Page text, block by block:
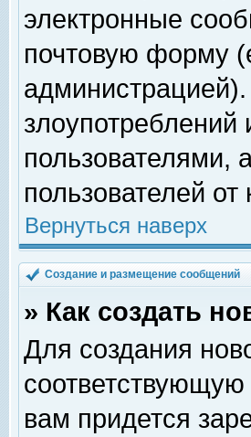
электронные
почтовую форму
пользователями,
пользователей от
Вернуться наверх
Создание и размещение сообщений
» Как создать
Для создания
вам придется